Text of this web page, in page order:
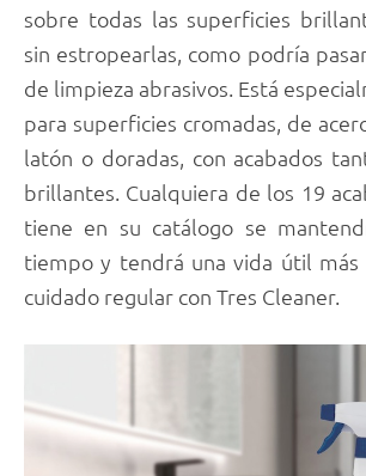
sobre todas las superficies
sin estropearlas, como podría
de limpieza abrasivos. Está
para superficies cromadas, de
latón o doradas, con acabados
brillantes. Cualquiera de los 19
tiene en su catálogo se
tiempo y tendrá una vida útil más
cuidado regular con Tres Cleaner.